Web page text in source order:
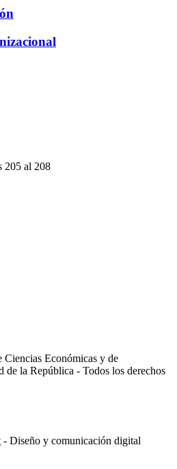
205 al 208
Económicas y de
la República - Todos los derechos
- Diseño y comunicación digital